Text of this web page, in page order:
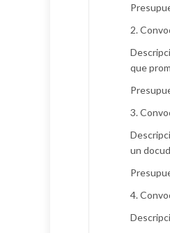
2.
que
3.
un
4.